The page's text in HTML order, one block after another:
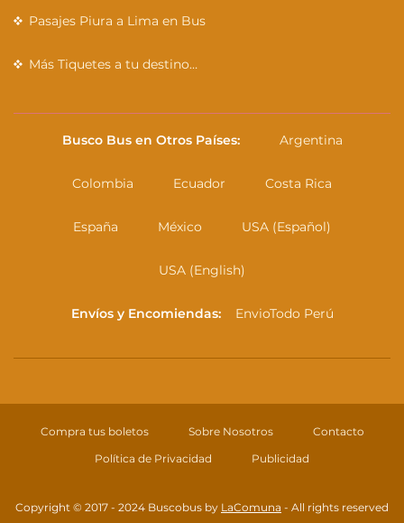
Pasajes Piura a Lima en Bus
Más Tiquetes a tu destino…
Busco Bus en Otros Países: Argentina
Colombia Ecuador Costa Rica
España México USA (Español)
USA (English)
Envíos y Encomiendas: EnvioTodo Perú
Compra tus boletos Sobre Nosotros
Contacto
Política de Privacidad
Publicidad
Copyright © 2017 - 2024 Buscobus by LaComuna - All rights reserved